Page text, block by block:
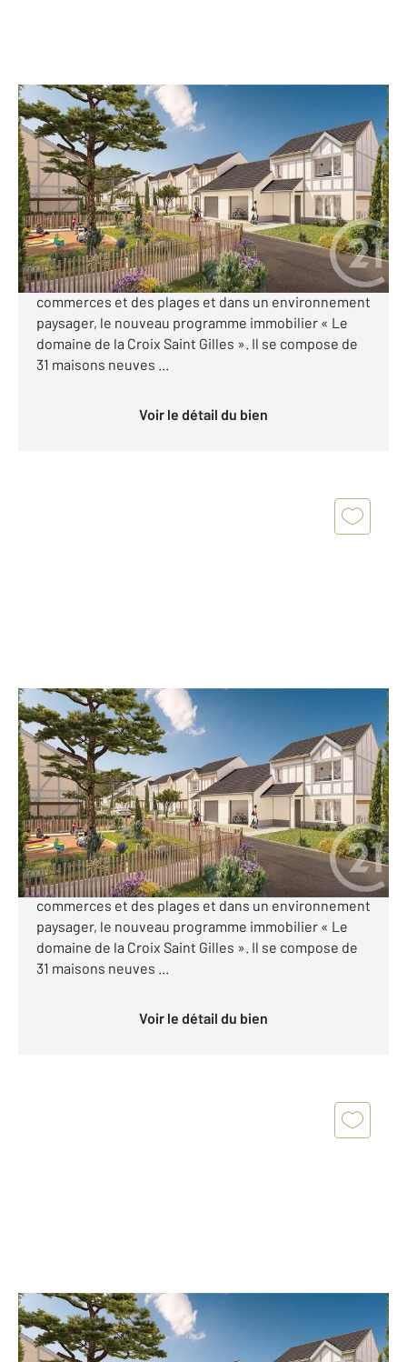
ST PAIR SUR MER 50
132,34 m2, 5 pièces
Ref : 44467
Maison à vendre
498 000 €
CENTURY 21 Royer Immo vous présente à SAINT-
PAIR-SUR-MER, idéalement situé à proximité des
commerces et des plages et dans un environnement
paysager, le nouveau programme immobilier « Le
domaine de la Croix Saint Gilles ». Il se compose de
31 maisons neuves ...
Voir le détail du bien
ST PAIR SUR MER 50
79,91 m2, 4 pièces
Ref : 44464
Maison à vendre
330 000 €
CENTURY 21 Royer Immo vous présente à SAINT-
PAIR-SUR-MER, idéalement situé à proximité des
commerces et des plages et dans un environnement
paysager, le nouveau programme immobilier « Le
domaine de la Croix Saint Gilles ». Il se compose de
31 maisons neuves ...
Voir le détail du bien
ST PAIR SUR MER 50
89,82 m2, 4 pièces
Ref : 44465